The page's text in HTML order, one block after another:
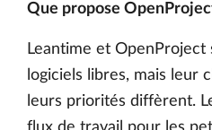
Que propose
Leantime et OpenProject
logiciels libres, mais leur
leurs priorités diffèrent.